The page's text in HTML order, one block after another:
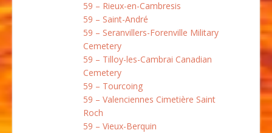
59 – Rieux-en-Cambresis
59 – Saint-André
59 – Seranvillers-Forenville Military
Cemetery
59 – Tilloy-les-Cambrai Canadian
Cemetery
59 – Tourcoing
59 – Valenciennes Cimetière Saint
Roch
59 – Vieux-Berquin